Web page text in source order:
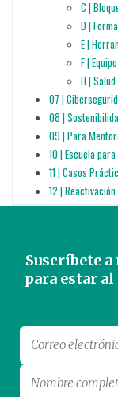
C |
D |
E |
F |
H | Salud
07 |
08 |
09 | Para
10 | Escuela
11 | Casos
12 |
Suscríbete
para estar al